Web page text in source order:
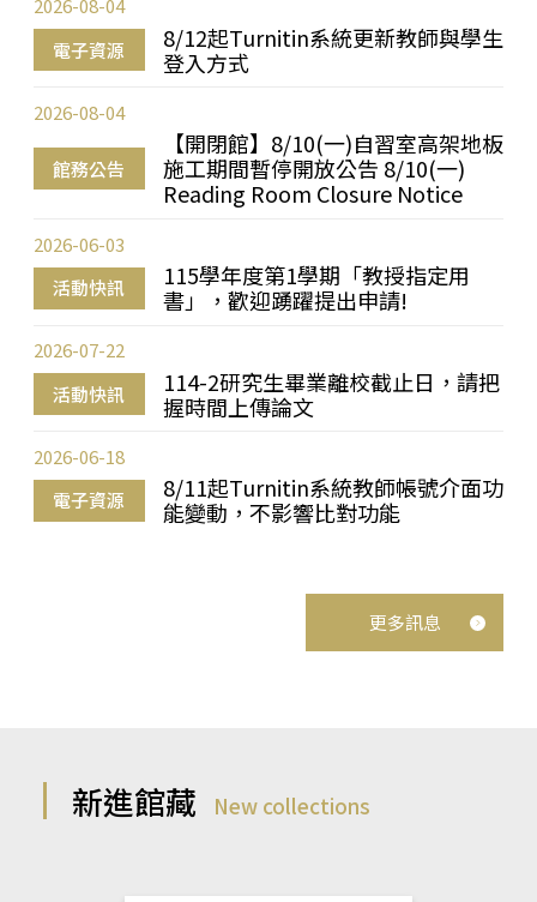
電子資源
8/12起Turnitin系統更新教師與學生
登入方式
2026-08-04
館務公告
【開閉館】8/10(一)自習室高架地板
施工期間暫停開放公告 8/10(一)
Reading Room Closure Notice
2026-08-04
活動快訊
115學年度第1學期「教授指定用
書」，歡迎踴躍提出申請!
2026-06-03
活動快訊
114-2研究生畢業離校截止日，請把
握時間上傳論文
2026-07-22
電子資源
8/11起Turnitin系統教師帳號介面功
能變動，不影響比對功能
2026-06-18
更多訊息
新進館藏 New collections